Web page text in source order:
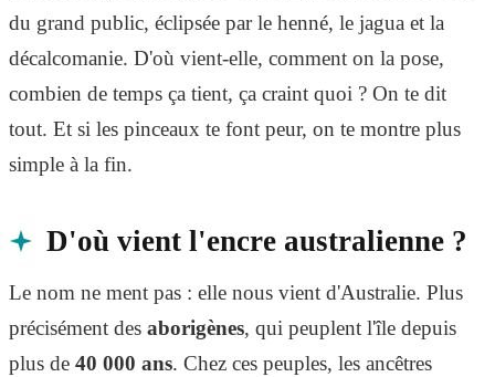
du grand public, éclipsée par le henné, le jagua et la
décalcomanie. D'où vient-elle, comment on la pose,
combien de temps ça tient, ça craint quoi ? On te dit
tout. Et si les pinceaux te font peur, on te montre plus
simple à la fin.
D'où vient l'encre australienne ?
Le nom ne ment pas : elle nous vient d'Australie. Plus
précisément des aborigènes, qui peuplent l'île depuis
plus de 40 000 ans. Chez ces peuples, les ancêtres